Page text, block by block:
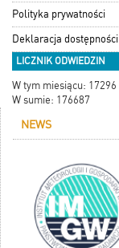
Polityka prywatności
Deklaracja dostępności
LICZNIK ODWIEDZIN
W tym miesiącu: 17296
W sumie: 176687
NEWS